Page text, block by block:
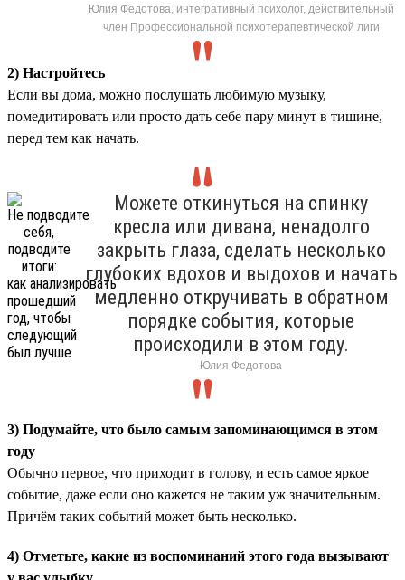
Юлия Федотова, интегративный психолог, действительный
член Профессиональной психотерапевтической лиги
2) Настройтесь
Если вы дома, можно послушать любимую музыку,
помедитировать или просто дать себе пару минут в тишине,
перед тем как начать.
Можете откинуться на спинку
кресла или дивана, ненадолго
закрыть глаза, сделать несколько
глубоких вдохов и выдохов и начать
медленно откручивать в обратном
порядке события, которые
происходили в этом году.
Юлия Федотова
3) Подумайте, что было самым запоминающимся в этом
году
Обычно первое, что приходит в голову, и есть самое яркое
событие, даже если оно кажется не таким уж значительным.
Причём таких событий может быть несколько.
4) Отметьте, какие из воспоминаний этого года вызывают